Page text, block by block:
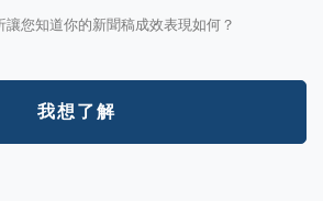
您知道你的新聞稿成效表現如何？
我想了解